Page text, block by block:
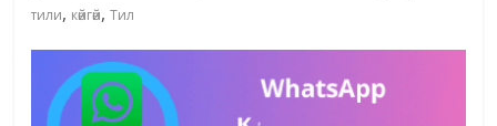
тили, көйгөй,Тил